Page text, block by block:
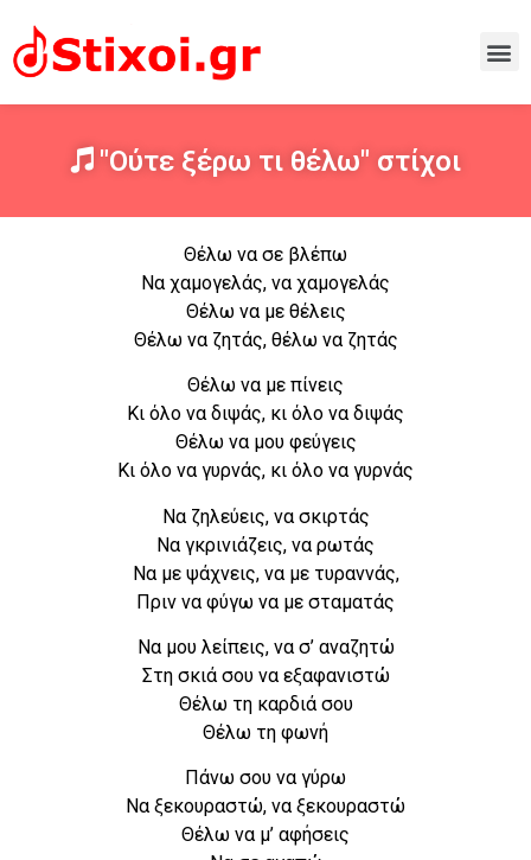
"Ούτε ξέρω τι θέλω" στίχοι
Θέλω να σε βλέπω
Να χαμογελάς, να χαμογελάς
Θέλω να με θέλεις
Θέλω να ζητάς, θέλω να ζητάς
Θέλω να με πίνεις
Κι όλο να διψάς, κι όλο να διψάς
Θέλω να μου φεύγεις
Κι όλο να γυρνάς, κι όλο να γυρνάς
Να ζηλεύεις, να σκιρτάς
Να γκρινιάζεις, να ρωτάς
Να με ψάχνεις, να με τυραννάς,
Πριν να φύγω να με σταματάς
Να μου λείπεις, να σ’ αναζητώ
Στη σκιά σου να εξαφανιστώ
Θέλω τη καρδιά σου
Θέλω τη φωνή
Πάνω σου να γύρω
Να ξεκουραστώ, να ξεκουραστώ
Θέλω να μ’ αφήσεις